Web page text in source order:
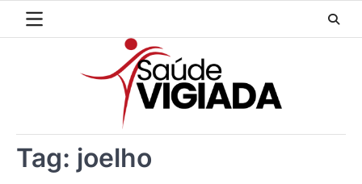
Tag: joelho